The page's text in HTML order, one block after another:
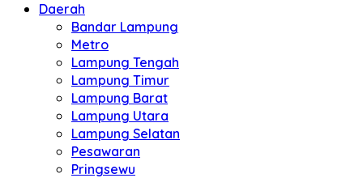
Daerah
Bandar Lampung
Metro
Lampung Tengah
Lampung Timur
Lampung Barat
Lampung Utara
Lampung Selatan
Pesawaran
Pringsewu